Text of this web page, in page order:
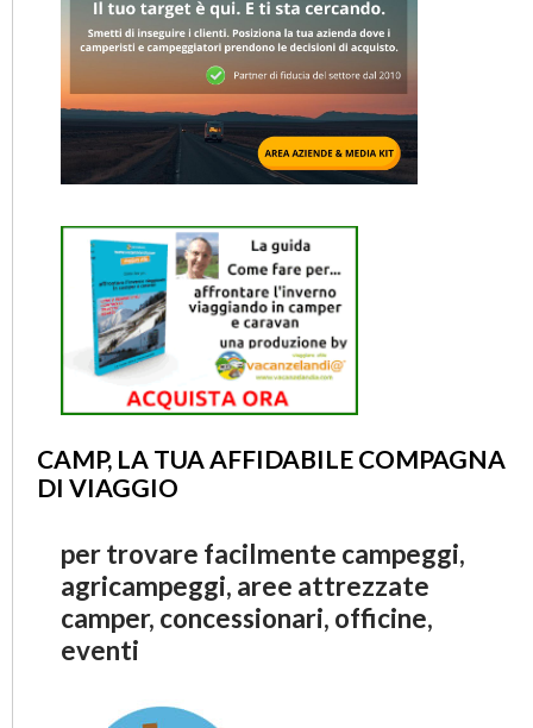
CAMP, LA TUA AFFIDABILE COMPAGNA
DI VIAGGIO
per trovare facilmente campeggi,
agricampeggi, aree attrezzate
camper, concessionari, officine,
eventi